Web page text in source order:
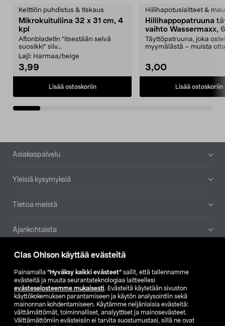
Clas Ohlson käyttää evästeitä
Painamalla ”Hyväksy kaikki evästeet” sallit, että tallennamme
evästeitä ja muuta seurantateknologiaa laitteellesi
evästeselosteemme mukaisesti. Evästeitä käytetään sivuston
käyttökokemuksen parantamiseen ja käytön analysointiin sekä
mainonnan kohdentamiseen. Käytämme neljänlaisia evästeitä:
välttämättömät, toiminnalliset, analyyttiset ja mainosevästeet.
Välttämättömiin evästeisiin ei tarvita suostumustasi, sillä ne ovat
Keittiön puhdistus & tiskaus
Mikrokuituliina 32 x 31 cm, 4
kpl
Aftonbladetin "itsestään selvä
suosikki" siiv...
Laji: Harmaa/beige
3,99
Lisää ostoskoriin
Hiilihapotuslaitteet &
Hiilihappopatruuna
vaihto Wassermaxx,
Täyttöpatruuna, joka
myymälästä – muista
3,00
Lisää ostoskoriin
Alatunniste
Asiakaspalvelu
Yleisiä kysymyksiä
Tietoa meistä
Ajankohtaista
Muut yrityksemme
Etsi myymälä
SE NO FI
FI SV